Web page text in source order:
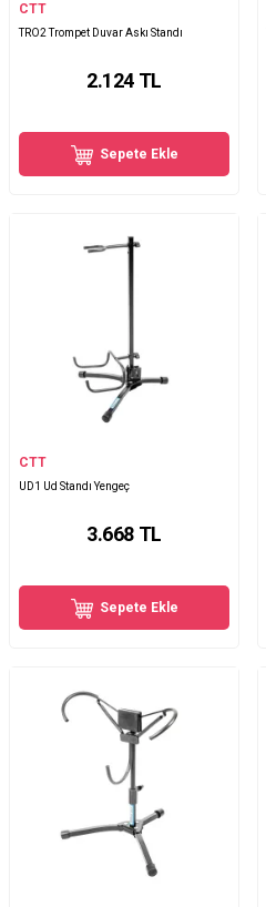
CTT
TRO2 Trompet Duvar Askı Standı
2.124 TL
Sepete Ekle
CTT
UD1 Ud Standı Yengeç
3.668 TL
Sepete Ekle